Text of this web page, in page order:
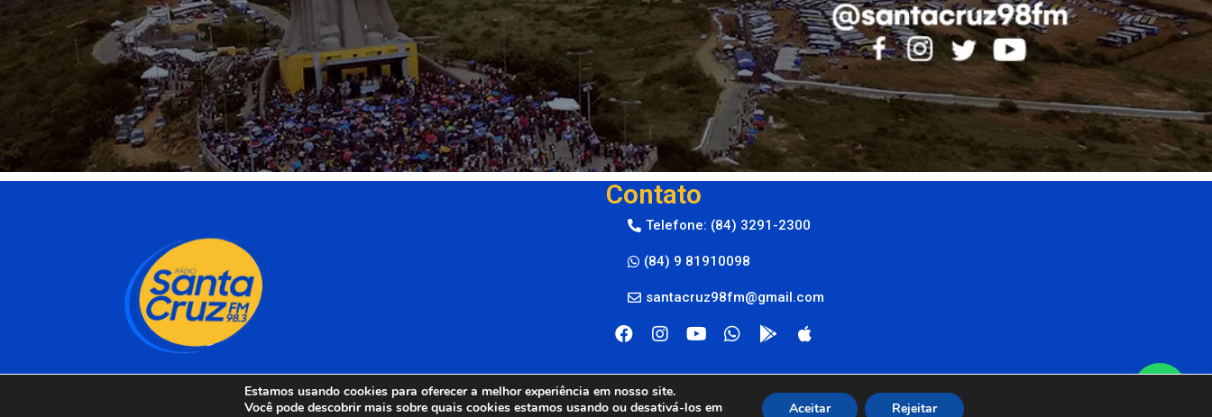
Contato
Telefone: (84) 3291-2300
(84) 9 81910098
santacruz98fm@gmail.com
Estamos usando cookies para oferecer a melhor experiência em nosso site.
Você pode descobrir mais sobre quais cookies estamos usando ou desativá-los em
Aceitar Rejeitar